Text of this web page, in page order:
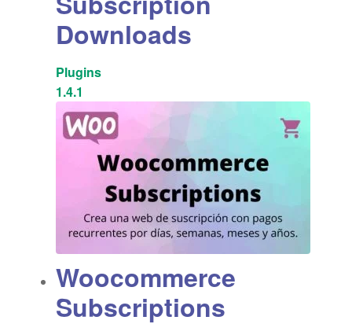
Downloads
Plugins
1.4.1
Woocommerce
Subscriptions